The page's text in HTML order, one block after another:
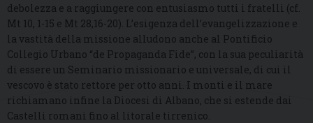
debolezza e a raggiungere con entusiasmo tutti i fratelli (cf.
Mt 10, 1-15 e Mt 28,16-20). L’esigenza dell’evangelizzazione e
la vastità della missione alludono anche al Pontificio
Collegio Urbano “de Propaganda Fide”, con la sua peculiarità
di essere un Seminario missionario e universale, di cui il
vescovo è stato rettore per otto anni. I monti e il mare
richiamano infine la Diocesi di Albano, che si estende dai
Castelli romani fino al litorale tirrenico.